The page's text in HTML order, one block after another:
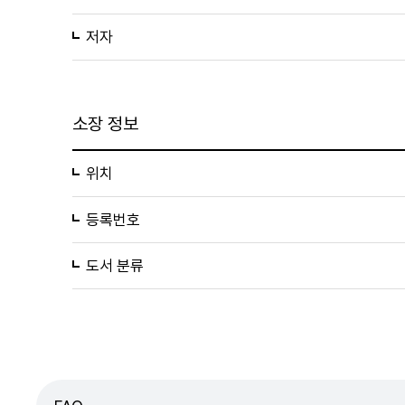
저자
소장 정보
위치
등록번호
도서 분류